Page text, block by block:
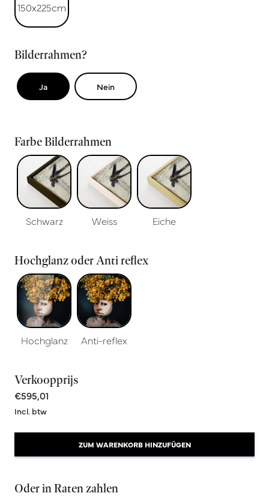
150x225cm
Bilderrahmen?
Ja Nein
Farbe Bilderrahmen
Schwarz Weiss Eiche
Hochglanz oder Anti reflex
Hochglanz Anti-reflex
Verkoopprijs
€595,01
Incl. btw
ZUM WARENKORB HINZUFÜGEN
Oder in Raten zahlen